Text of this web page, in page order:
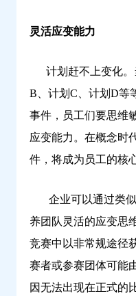
灵活应变能力
计划赶不上变化。
B、计划C、计划D等
事件，员工们要思维
应变能力。在概念时
件，将成为员工的核
企业可以通过类似
养团队灵活的应变思
竞赛中以非常规途径
赛者或参赛团体可能
因无法出现在正式的